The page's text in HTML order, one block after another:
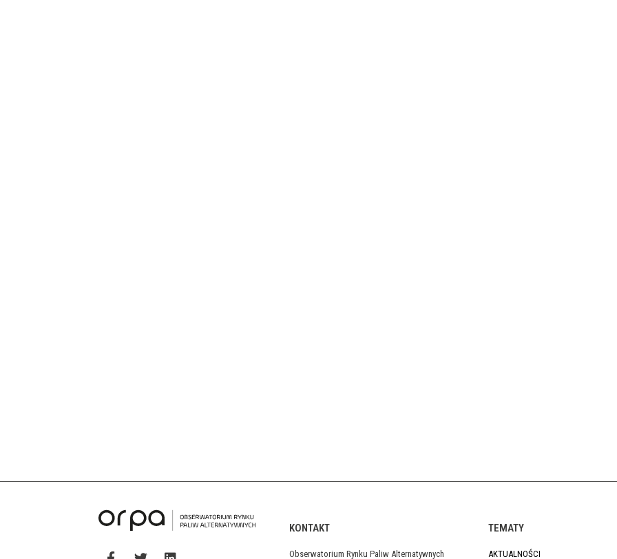
KONTAKT
Obserwatorium Rynku Paliw Alternatywnych
TEMATY
AKTUALNOŚCI